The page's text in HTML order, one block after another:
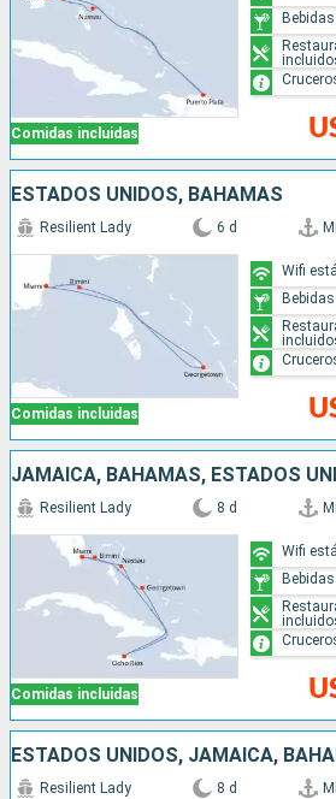
Comidas incluidas
ESTADOS UNIDOS, BAHAMAS
Comidas incluidas
Resilient Lady 6 d
Wifi
JAMAICA, BAHAMAS, ESTADOS
Comidas incluidas
Resilient Lady 8 d
Wifi
ESTADOS UNIDOS, JAMAICA,
Resilient Lady 8 d